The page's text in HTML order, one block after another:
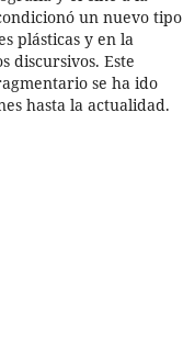
un nuevo tipo
plásticas y en la
discursivos. Este
se ha ido
hasta la actualidad.